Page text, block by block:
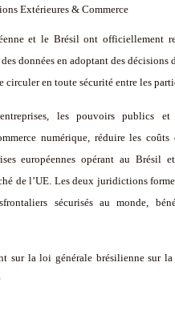
Extérieures & Commerce
et le Brésil ont officiellement
données en adoptant des
circuler en toute sécurité entre les
les pouvoirs publics
numérique, réduire les
européennes opérant au Brésil
de l’UE. Les deux juridictions
sécurisés au monde,
sur la loi générale brésilienne sur